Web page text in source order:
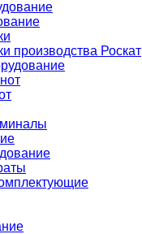
производства Роскат